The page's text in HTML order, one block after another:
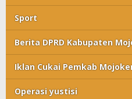
Sport
Berita DPRD Kabupaten
Iklan Cukai Pemkab
Operasi yustisi